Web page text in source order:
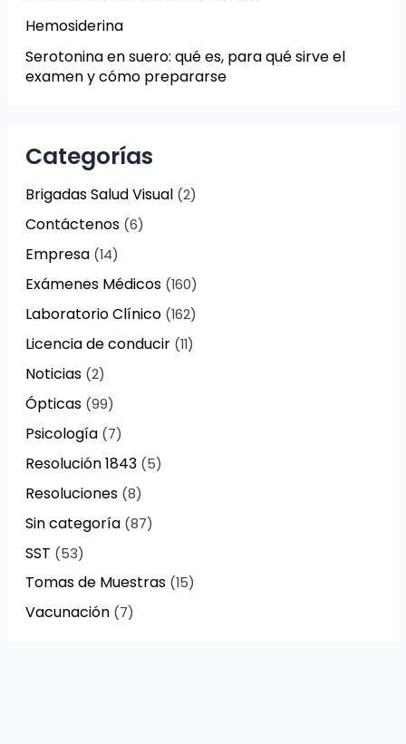
Hemosiderina
Serotonina en suero: qué es, para qué sirve el
examen y cómo prepararse
Categorías
Brigadas Salud Visual(2)
Contáctenos(6)
Empresa(14)
Exámenes Médicos(160)
Laboratorio Clínico(162)
Licencia de conducir(11)
Noticias(2)
Ópticas(99)
Psicología(7)
Resolución 1843(5)
Resoluciones(8)
Sin categoría(87)
SST (53)
Tomas de Muestras(15)
Vacunación(7)